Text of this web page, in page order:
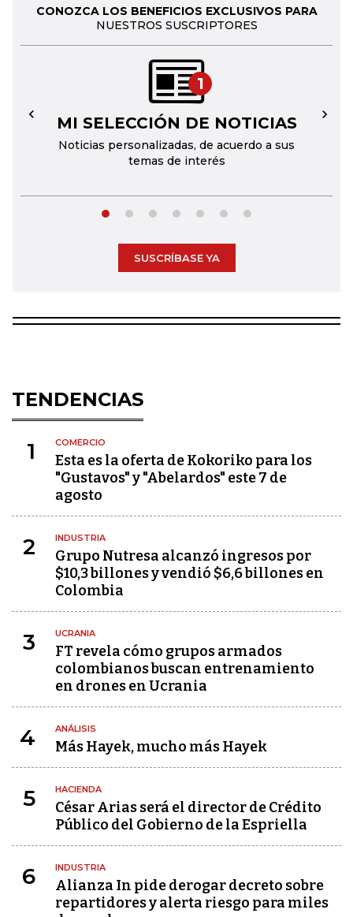
CONOZCA LOS BENEFICIOS EXCLUSIVOS PARA
NUESTROS SUSCRIPTORES
1
MI SELECCIÓN DE NOTICIAS
Noticias personalizadas, de acuerdo a sus
temas de interés
← →
SUSCRÍBASE YA
TENDENCIAS
1 COMERCIO
Esta es la oferta de Kokoriko para los
"Gustavos" y "Abelardos" este 7 de
agosto
2 INDUSTRIA
Grupo Nutresa alcanzó ingresos por
$10,3 billones y vendió $6,6 billones en
Colombia
3 UCRANIA
FT revela cómo grupos armados
colombianos buscan entrenamiento
en drones en Ucrania
4 ANÁLISIS
Más Hayek, mucho más Hayek
5 HACIENDA
César Arias será el director de Crédito
Público del Gobierno de la Espriella
6 INDUSTRIA
Alianza In pide derogar decreto sobre
repartidores y alerta riesgo para miles